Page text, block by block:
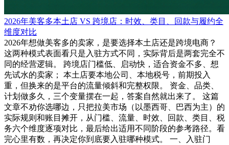
2026年美客多本土店 VS 跨境店：时效、类目、回款与履约全
维度对比
2026年想做美客多的卖家，是要选择本土店还是跨境电商？
这两种模式表面看只是入驻方式不同，实际背后是两套完全不
同的经营逻辑。 跨境店门槛低、启动快，适合资金不多、想
先试水的卖家； 本土店要本地公司、本地税号，前期投入
重，但换来的是平台的流量倾斜和完整权限。 资金、品类、
计划做多久，三个变量摆在一起，答案自然就出来了。 这篇
文章不劝你选哪边，只把拉美市场（以墨西哥、巴西为主）的
实际规则和账目摊开，从门槛、流量、时效、回款、类目、税
务六个维度逐项对比，最后给出适用不同阶段的参考路径。看
完心里有数，再决定你到底要入驻哪种模式。 一、入驻门